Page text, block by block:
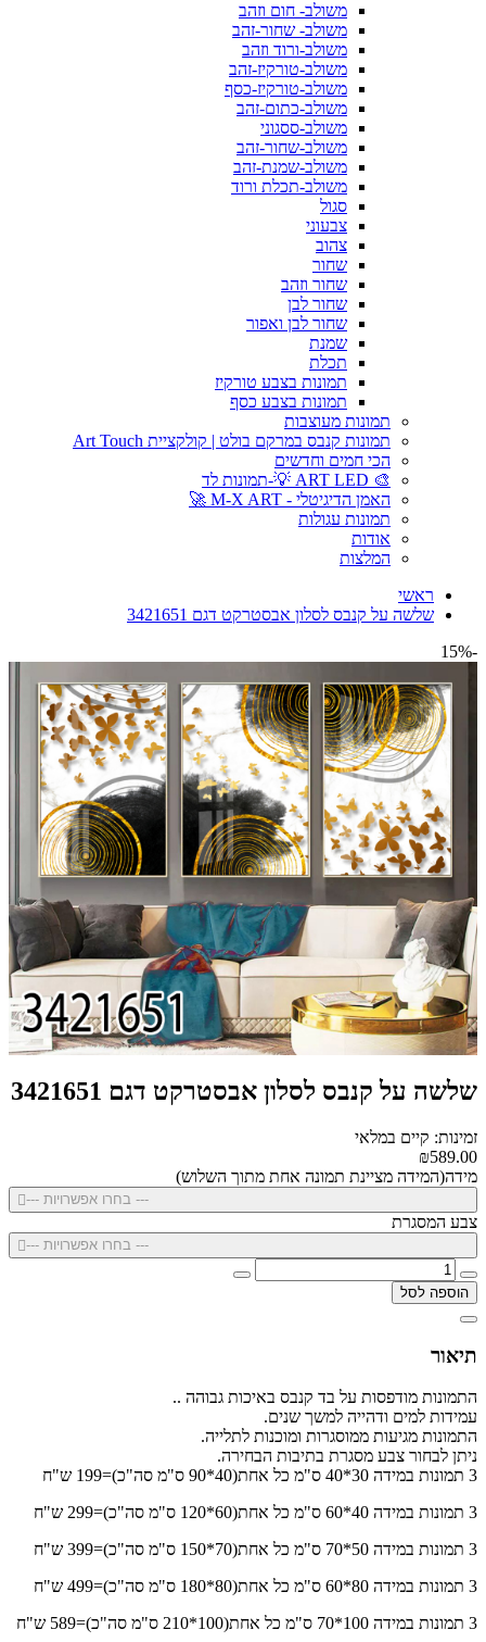
משולב- חום וזהב
משולב- שחור-זהב
משולב-ורוד וזהב
משולב-טורקיז-זהב
משולב-טורקיז-כסף
משולב-כתום-זהב
משולב-ססגוני
משולב-שחור-זהב
משולב-שמנת-זהב
משולב-תכלת ורוד
סגול
צבעוני
צהוב
שחור
שחור וזהב
שחור לבן
שחור לבן ואפור
שמנת
תכלת
תמונות בצבע טורקיז
תמונות בצבע כסף
תמונות מעוצבות
תמונות קנבס במרקם בולט | קולקציית Art Touch
הכי חמים וחדשים
🎨 ART LED 💡-תמונות לד
האמן הדיגיטלי - M-X ART 🚀
תמונות עגולות
אודות
המלצות
ראשי
שלשה על קנבס לסלון אבסטרקט דגם 3421651
-15%
שלשה על קנבס לסלון אבסטרקט דגם 3421651
זמינות: קיים במלאי
₪589.00
מידה(המידה מציינת תמונה אחת מתוך השלוש)
--- בחרו אפשרויות ---
צבע המסגרת
--- בחרו אפשרויות ---
הוספה לסל
תיאור
התמונות מודפסות על בד קנבס באיכות גבוהה ..
עמידות למים ודהייה למשך שנים.
התמונות מגיעות ממוסגרות ומוכנות לתלייה.
ניתן לבחור צבע מסגרת בתיבות הבחירה.
3 תמונות במידה 30*40 ס"מ כל אחת(40*90 ס"מ סה"כ)=199 ש"ח
3 תמונות במידה 40*60 ס"מ כל אחת(60*120 ס"מ סה"כ)=299 ש"ח
3 תמונות במידה 50*70 ס"מ כל אחת(70*150 ס"מ סה"כ)=399 ש"ח
3 תמונות במידה 80*60 ס"מ כל אחת(80*180 ס"מ סה"כ)=499 ש"ח
3 תמונות במידה 100*70 ס"מ כל אחת(100*210 ס"מ סה"כ)=589 ש"ח